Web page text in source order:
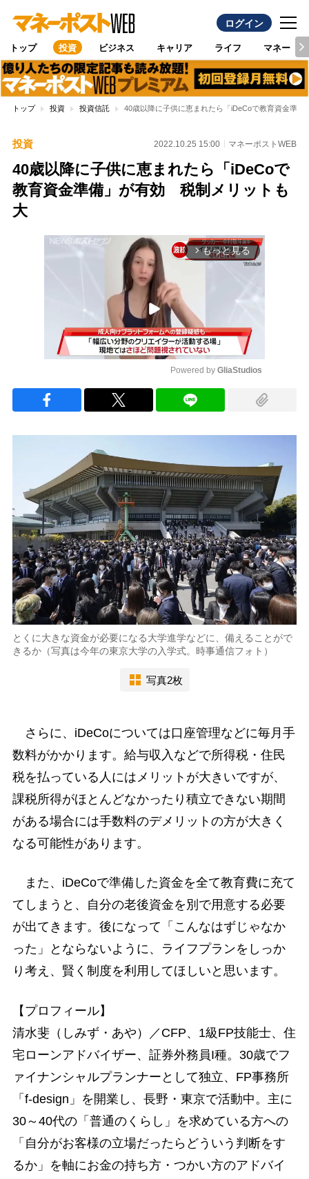
ログイン
トップ 投資 ビジネス キャリア ライフ マネー
トップ 投資 投資信託 40歳以降に子供に恵まれたら「iDeCoで教育資金準
投資 2022.10.25 15:00 マネーポストWEB
40歳以降に子供に恵まれたら「iDeCoで
教育資金準備」が有効 税制メリットも
大
arrow_forward_ios もっと見る
Powered by GliaStudios
とくに大きな資金が必要になる大学進学などに、備えることがで
きるか（写真は今年の東京大学の入学式。時事通信フォト）
写真2枚
さらに、iDeCoについては口座管理などに毎月手
数料がかかります。給与収入などで所得税・住民
税を払っている人にはメリットが大きいですが、
課税所得がほとんどなかったり積立できない期間
がある場合には手数料のデメリットの方が大きく
なる可能性があります。
また、iDeCoで準備した資金を全て教育費に充て
てしまうと、自分の老後資金を別で用意する必要
が出てきます。後になって「こんなはずじゃなか
った」とならないように、ライフプランをしっか
り考え、賢く制度を利用してほしいと思います。
【プロフィール】
清水斐（しみず・あや）／CFP、1級FP技能士、住
宅ローンアドバイザー、証券外務員I種。30歳でフ
ァイナンシャルプランナーとして独立、FP事務所
「f-design」を開業し、長野・東京で活動中。主に
30～40代の「普通のくらし」を求めている方への
「自分がお客様の立場だったらどういう判断をす
るか」を軸にお金の持ち方・つかい方のアドバイ